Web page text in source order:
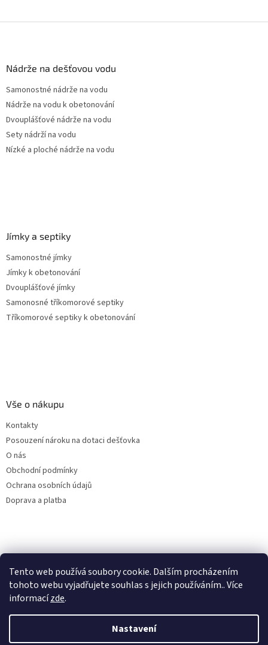
Tento web používá soubory cookie. Dalším procházením
tohoto webu vyjadřujete souhlas s jejich používáním.. Více
informacízde.
Nastavení
Nádrže na dešťovou vodu
Samonostné nádrže na vodu
Nádrže na vodu k obetonování
Dvouplášťové nádrže na vodu
Sety nádrží na vodu
Nízké a ploché nádrže na vodu
Jímky a septiky
Samonostné jímky
Jímky k obetonování
Dvouplášťové jímky
Samonosné tříkomorové septiky
Tříkomorové septiky k obetonování
Vše o nákupu
Kontakty
Posouzení nároku na dotaci dešťovka
O nás
Obchodní podmínky
Ochrana osobních údajů
Doprava a platba
Filtry dešťové vody
Vytvořil Shoptet
Online
Začít konverzaci